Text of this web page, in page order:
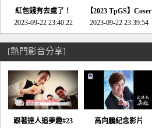
紅包錢有去處了！
SEGA春節特賣 超過85
款遊戲打到骨折-電玩
宅速配20230119
2023-09-22 23:40:22
【2023 TpGS】Coser
和Show Girl搶先看！
直擊展前記者會-電玩
2023-09-22 23:39:54
[熱門影音分享]
跟著達人追夢趣#23
高向鵬紀念影片